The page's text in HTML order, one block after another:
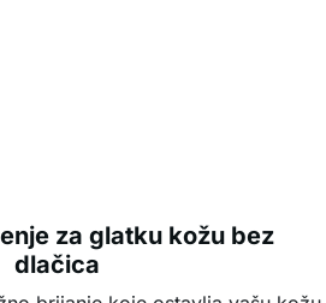
je bežičan, omogućujući
i lakšu kontrolu tijekom brijanja.